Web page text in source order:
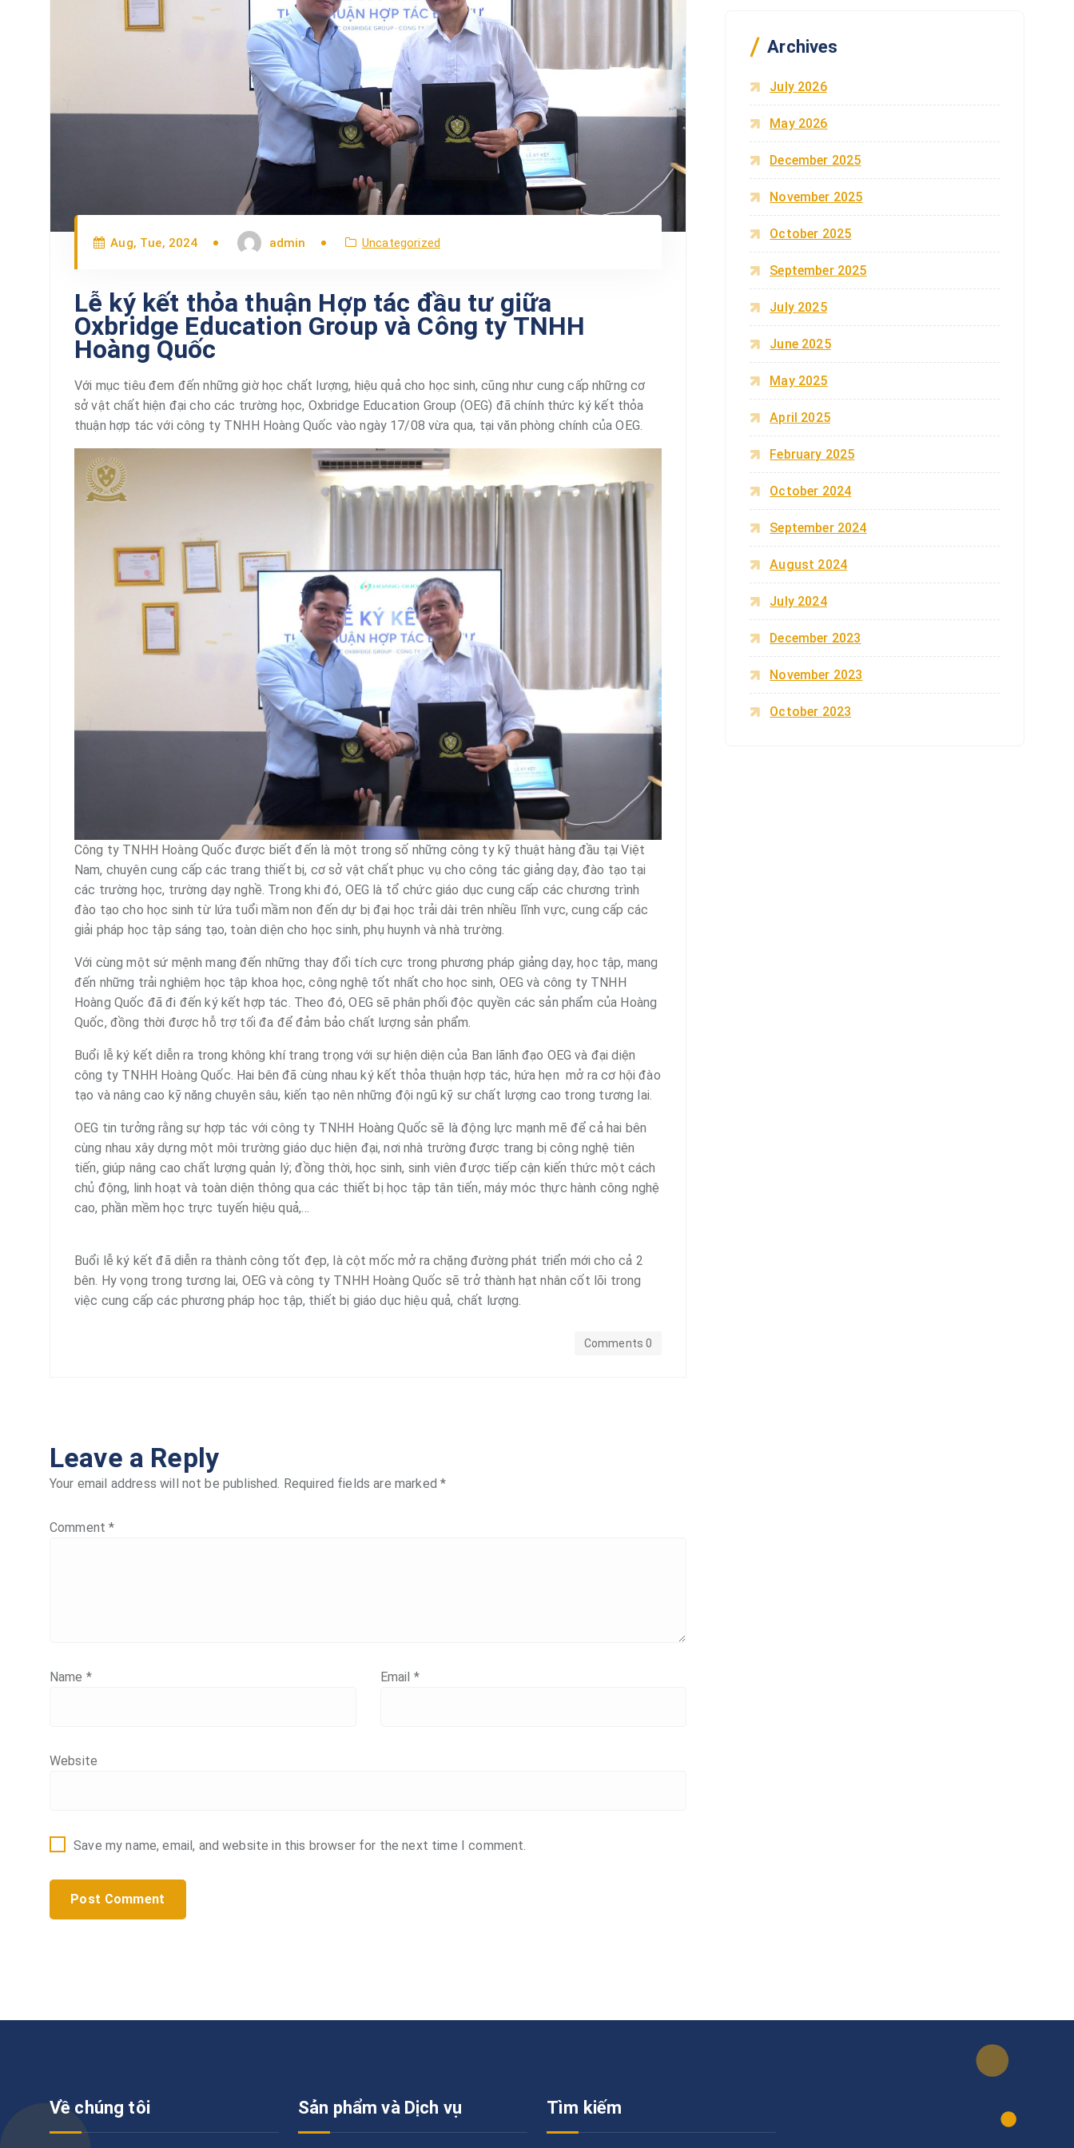
Aug, Tue, 2024 admin Uncategorized
Lễ ký kết thỏa thuận Hợp tác đầu tư giữa
Oxbridge Education Group và Công ty TNHH
Hoàng Quốc
Với mục tiêu đem đến những giờ học chất lượng, hiệu quả cho học sinh, cũng như cung cấp những cơ
sở vật chất hiện đại cho các trường học, Oxbridge Education Group (OEG) đã chính thức ký kết thỏa
thuận hợp tác với công ty TNHH Hoàng Quốc vào ngày 17/08 vừa qua, tại văn phòng chính của OEG.
Công ty TNHH Hoàng Quốc được biết đến là một trong số những công ty kỹ thuật hàng đầu tại Việt
Nam, chuyên cung cấp các trang thiết bị, cơ sở vật chất phục vụ cho công tác giảng dạy, đào tạo tại
các trường học, trường dạy nghề. Trong khi đó, OEG là tổ chức giáo dục cung cấp các chương trình
đào tạo cho học sinh từ lứa tuổi mầm non đến dự bị đại học trải dài trên nhiều lĩnh vực, cung cấp các
giải pháp học tập sáng tạo, toàn diện cho học sinh, phụ huynh và nhà trường.
Với cùng một sứ mệnh mang đến những thay đổi tích cực trong phương pháp giảng dạy, học tập, mang
đến những trải nghiệm học tập khoa học, công nghệ tốt nhất cho học sinh, OEG và công ty TNHH
Hoàng Quốc đã đi đến ký kết hợp tác. Theo đó, OEG sẽ phân phối độc quyền các sản phẩm của Hoàng
Quốc, đồng thời được hỗ trợ tối đa để đảm bảo chất lượng sản phẩm.
Buổi lễ ký kết diễn ra trong không khí trang trọng với sự hiện diện của Ban lãnh đạo OEG và đại diện
công ty TNHH Hoàng Quốc. Hai bên đã cùng nhau ký kết thỏa thuận hợp tác, hứa hẹn mở ra cơ hội đào
tạo và nâng cao kỹ năng chuyên sâu, kiến tạo nên những đội ngũ kỹ sư chất lượng cao trong tương lai.
OEG tin tưởng rằng sự hợp tác với công ty TNHH Hoàng Quốc sẽ là động lực mạnh mẽ để cả hai bên
cùng nhau xây dựng một môi trường giáo dục hiện đại, nơi nhà trường được trang bị công nghệ tiên
tiến, giúp nâng cao chất lượng quản lý; đồng thời, học sinh, sinh viên được tiếp cận kiến thức một cách
chủ động, linh hoạt và toàn diện thông qua các thiết bị học tập tân tiến, máy móc thực hành công nghệ
cao, phần mềm học trực tuyến hiệu quả,…
Buổi lễ ký kết đã diễn ra thành công tốt đẹp, là cột mốc mở ra chặng đường phát triển mới cho cả 2
bên. Hy vọng trong tương lai, OEG và công ty TNHH Hoàng Quốc sẽ trở thành hạt nhân cốt lõi trong
việc cung cấp các phương pháp học tập, thiết bị giáo dục hiệu quả, chất lượng.
Comments 0
Leave a Reply
Your email address will not be published. Required fields are marked*
Comment*
Name * Email *
Website
Save my name, email, and website in this browser for the next time I comment.
:
Archives
July 2026
May 2026
December 2025
November 2025
October 2025
September 2025
July 2025
June 2025
May 2025
April 2025
February 2025
October 2024
September 2024
August 2024
July 2024
December 2023
November 2023
October 2023
Về chúng tôi Sản phẩm và Dịch vụ Tìm kiếm